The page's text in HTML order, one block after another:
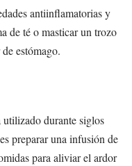
antiinflamatorias y
de té o masticar un trozo
estómago.
utilizado durante siglos
preparar una infusión de
para aliviar el ardor